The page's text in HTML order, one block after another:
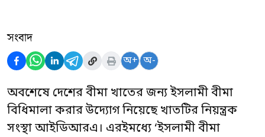
সংবাদ
অ+ অ-
অবশেষে দেশের বীমা খাতের জন্য ইসলামী বীমা
বিধিমালা করার উদ্যোগ নিয়েছে খাতটির নিয়ন্ত্রক
সংস্থা আইডিআরএ। এরইমধ্যে ‘ইসলামী বীমা